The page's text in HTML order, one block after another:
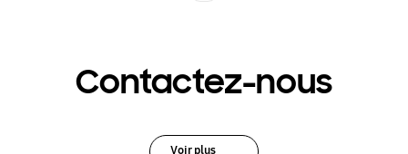
Contactez-nous
Voir plus